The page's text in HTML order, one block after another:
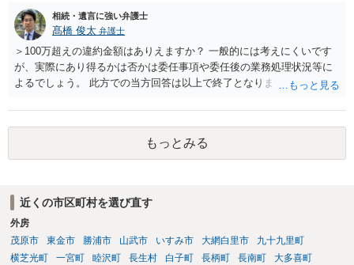
相続・遺言に強い弁護士
髙橋 俊太 弁護士
＞100万超えの違約金額はありえますか？ 一般的には考えにくいです
が、実際にあり得るかは否かは委任事項や委任後の業務処理状況等に
よるでしょう。 此方での当方回答は以上で終了となりますが、参考に
もっとみる
近くの市区町村を選び直す
外房
茂原市
東金市 勝浦市 山武市 いすみ市 大網白里市
九十九里町
横芝光町
一宮町 睦沢町 長生村 白子町 長柄町 長南町
大多喜町